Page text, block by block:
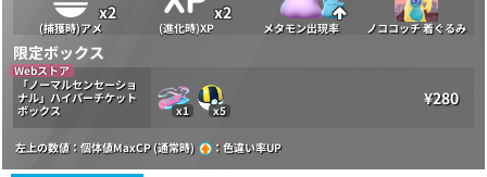
x2
(捕獲時)アメ
x2
(進化時)XP メタモン出現率 ノココッチ 着ぐるみ
限定ボックス
Webストア
「ノーマルセンセーショ
ナル」ハイパーチケット
ボックス
x1 x5
¥280
左上の数値：個体値MaxCP (通常時) ：色違い率UP